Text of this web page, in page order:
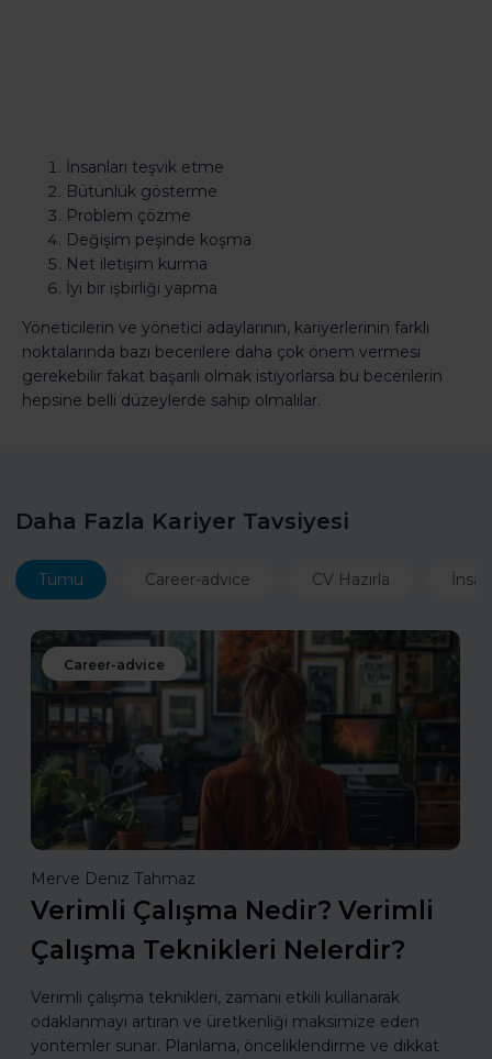
İnsanları teşvik etme
Bütünlük gösterme
Problem çözme
Değişim peşinde koşma
Net iletişim kurma
İyi bir işbirliği yapma
Yöneticilerin ve yönetici adaylarının, kariyerlerinin farklı
noktalarında bazı becerilere daha çok önem vermesi
gerekebilir fakat başarılı olmak istiyorlarsa bu becerilerin
hepsine belli düzeylerde sahip olmalılar.
Daha Fazla Kariyer Tavsiyesi
Tümü Career-advice CV Hazırla
Career-advice
Merve Deniz Tahmaz
Verimli Çalışma Nedir? Verimli
Çalışma Teknikleri Nelerdir?
Verimli çalışma teknikleri, zamanı etkili kullanarak
odaklanmayı artıran ve üretkenliği maksimize eden
yöntemler sunar. Planlama, önceliklendirme ve dikkat